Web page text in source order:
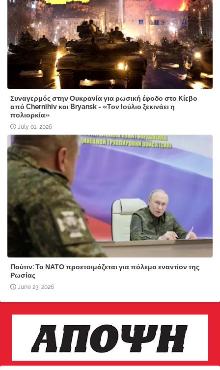
Συναγερμός στην Ουκρανία για ρωσική έφοδο στο Κίεβο
από Chernihiv και Bryansk - «Τον Ιούλιο ξεκινάει η
πολιορκία»
July 01, 2026
Πούτιν: Το ΝΑΤΟ προετοιμάζεται για πόλεμο εναντίον της
Ρωσίας
June 23, 2026